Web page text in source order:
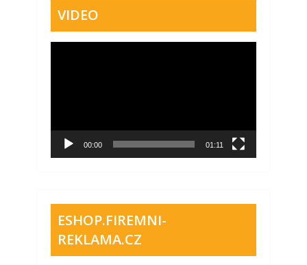
VIDEO
00:00 01:11
ESHOP.FIREMNI-
REKLAMA.CZ